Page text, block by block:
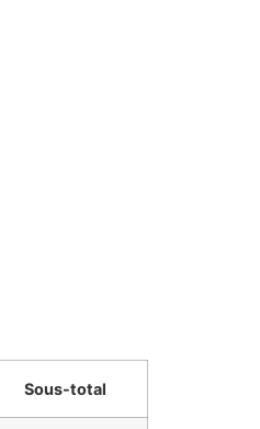
Sous-total